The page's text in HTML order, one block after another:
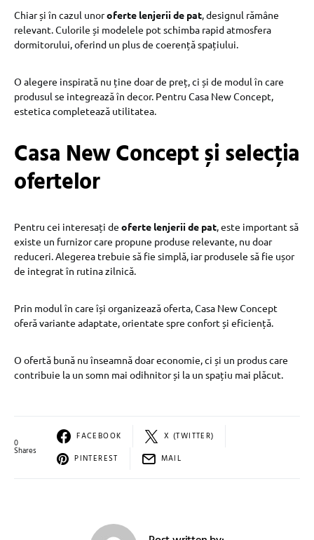
Chiar și în cazul unoroferte lenjerii de pat, designul rămâne
relevant. Culorile și modelele pot schimba rapid atmosfera
dormitorului, oferind un plus de coerență spațiului.
O alegere inspirată nu ține doar de preț, ci și de modul în care
produsul se integrează în decor. Pentru Casa New Concept,
estetica completează utilitatea.
Casa New Concept și selecția
ofertelor
Pentru cei interesați de oferte lenjerii de pat, este important să
existe un furnizor care propune produse relevante, nu doar
reduceri. Alegerea trebuie să fie simplă, iar produsele să fie ușor
de integrat în rutina zilnică.
Prin modul în care își organizează oferta, Casa New Concept
oferă variante adaptate, orientate spre confort și eficiență.
O ofertă bună nu înseamnă doar economie, ci și un produs care
contribuie la un somn mai odihnitor și la un spațiu mai plăcut.
0
Shares
FACEBOOK
X (TWITTER)
PINTEREST
MAIL